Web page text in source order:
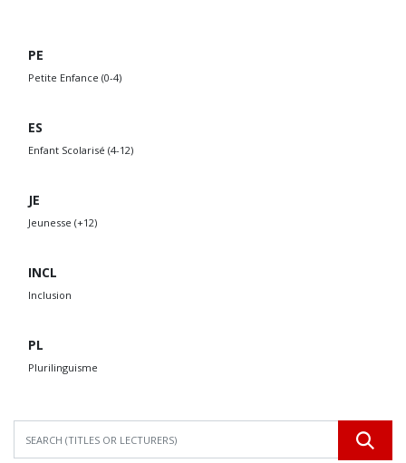
PE
Petite Enfance (0-4)
ES
Enfant Scolarisé (4-12)
JE
Jeunesse (+12)
INCL
Inclusion
PL
Plurilinguisme